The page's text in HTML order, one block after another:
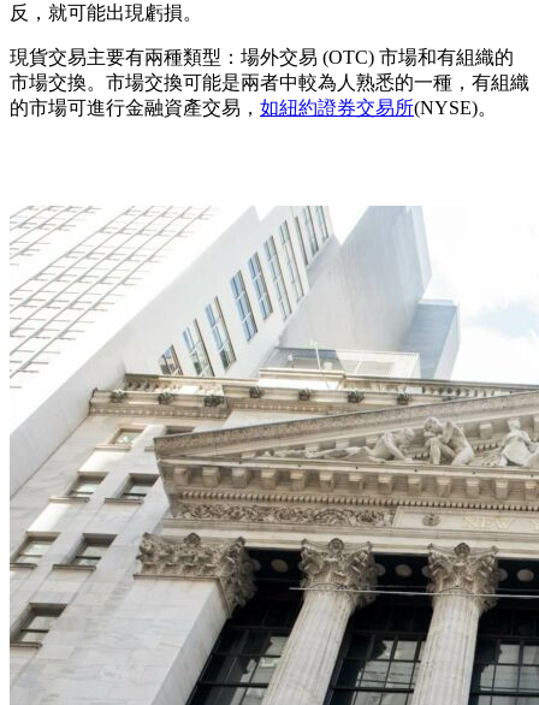
反，就可能出現虧損。
現貨交易主要有兩種類型：場外交易 (OTC) 市場和有組織的
市場交換。市場交換可能是兩者中較為人熟悉的一種，有組織
的市場可進行金融資產交易， 如紐約證券交易所(NYSE)。